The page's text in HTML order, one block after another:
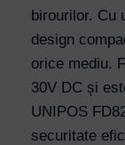
birourilor. Cu
design
orice mediu.
30V DC și
UNIPOS
securitate